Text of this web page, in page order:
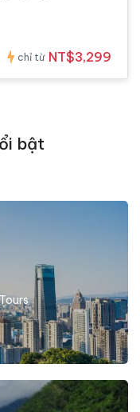
chỉ từ NT$3,299
bật